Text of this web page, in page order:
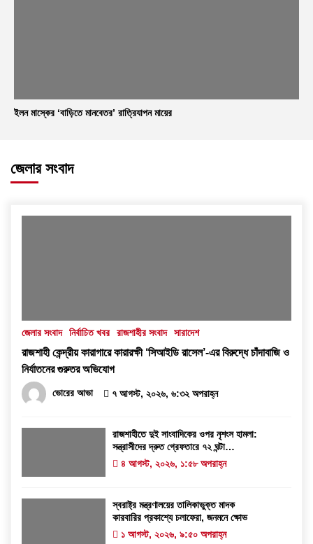
ইলন মাস্কের ‘বাড়িতে মানবেতর’ রাত্রিযাপন মায়ের
জেলার সংবাদ
জেলার সংবাদ নির্বাচিত খবর রাজশাহীর সংবাদ সারাদেশ
রাজশাহী কেন্দ্রীয় কারাগারে কারারক্ষী ‘সিআইডি রাসেল’-এর বিরুদ্ধে চাঁদাবাজি ও
নির্যাতনের গুরুতর অভিযোগ
ভোরের আভা ৭ আগস্ট, ২০২৬, ৬:৩২ অপরাহ্ন
রাজশাহীতে দুই সাংবাদিকের ওপর নৃশংস হামলা:
সন্ত্রাসীদের দ্রুত গ্রেফতারে ৭২ ঘন্টা
আলটিমেটাম
৪ আগস্ট, ২০২৬, ১:৫৮ অপরাহ্ন
স্বরাষ্ট্র মন্ত্রণালয়ের তালিকাভুক্ত মাদক
কারবারির প্রকাশ্যে চলাফেরা, জনমনে ক্ষোভ
১ আগস্ট, ২০২৬, ৯:৫০ অপরাহ্ন